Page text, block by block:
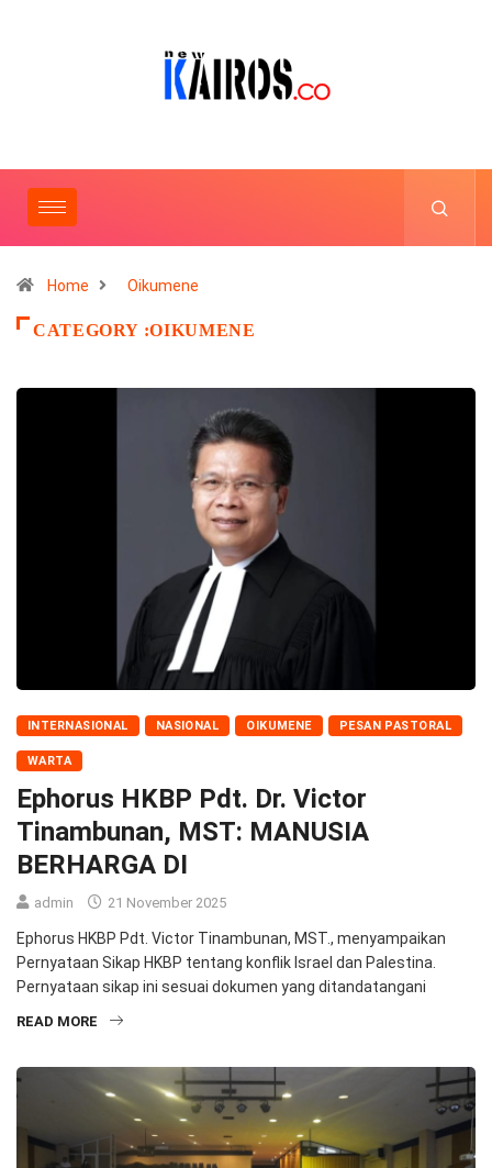
Home Oikumene
CATEGORY :OIKUMENE
INTERNASIONAL NASIONAL OIKUMENE PESAN PASTORAL
WARTA
Ephorus HKBP Pdt. Dr. Victor
Tinambunan, MST: MANUSIA
BERHARGA DI
admin 21 November 2025
Ephorus HKBP Pdt. Victor Tinambunan, MST., menyampaikan
Pernyataan Sikap HKBP tentang konflik Israel dan Palestina.
Pernyataan sikap ini sesuai dokumen yang ditandatangani
READ MORE